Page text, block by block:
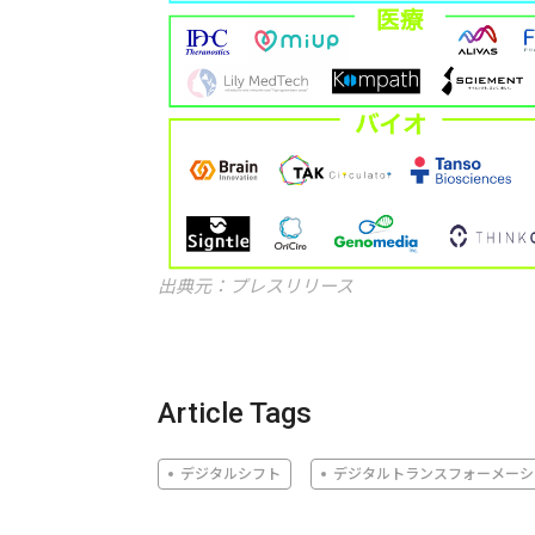
出典元：プレスリリース
Article Tags
デジタルシフト デジタルトランスフォーメー